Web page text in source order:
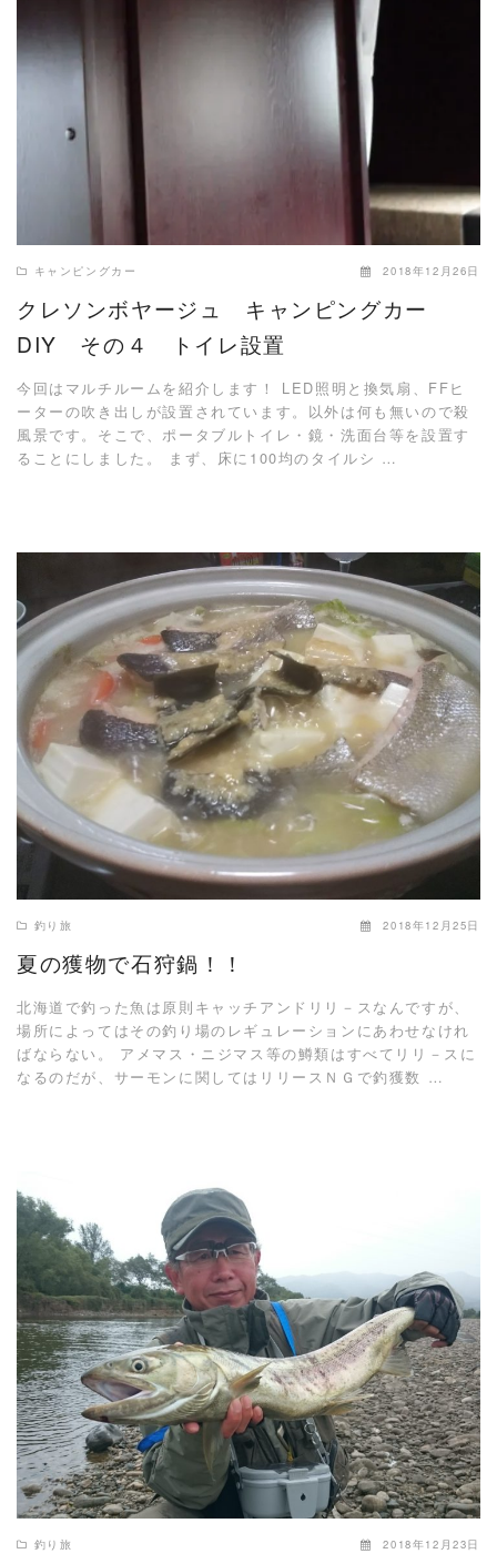
キャンピングカー 2018年12月26日
クレソンボヤージュ キャンピングカー
DIY その４ トイレ設置
今回はマルチルームを紹介します！ LED照明と換気扇、FFヒ
ーターの吹き出しが設置されています。以外は何も無いので殺
風景です。そこで、ポータブルトイレ・鏡・洗面台等を設置す
ることにしました。 まず、床に100均のタイルシ …
READ MORE
釣り旅 2018年12月25日
夏の獲物で石狩鍋！！
北海道で釣った魚は原則キャッチアンドリリ－スなんですが、
場所によってはその釣り場のレギュレーションにあわせなけれ
ばならない。 アメマス・ニジマス等の鱒類はすべてリリ－スに
なるのだが、サーモンに関してはリリースＮＧで釣獲数 …
READ MORE
釣り旅 2018年12月23日